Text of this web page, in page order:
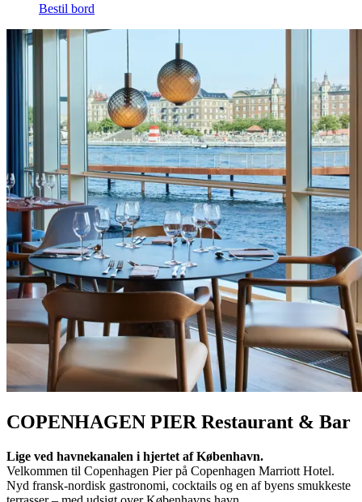
Bestil bord
COPENHAGEN PIER Restaurant & Bar
Lige ved havnekanalen i hjertet af København.
Velkommen til Copenhagen Pier på Copenhagen Marriott Hotel.
Nyd fransk-nordisk gastronomi, cocktails og en af byens smukkeste